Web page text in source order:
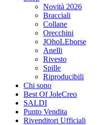
Novità 2026
Bracciali
Collane
Orecchini
JOhoLEborse
Anelli
Rivesto
Spille
Riproducibili
Chi sono
Best Of JoleCreo
SALDI
Punto Vendita
Rivenditori Ufficiali